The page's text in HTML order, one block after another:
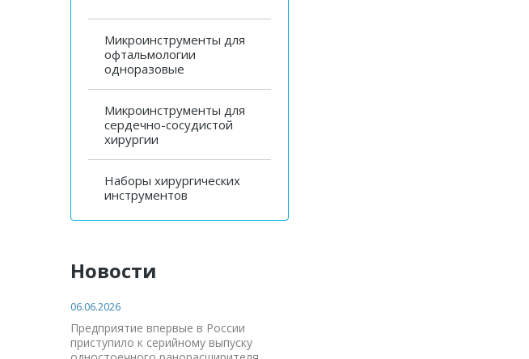
Микроинструменты для
офтальмологии
одноразовые
Микроинструменты для
сердечно-сосудистой
хирургии
Наборы хирургических
инструментов
Новости
06.06.2026
Предприятие впервые в России
приступило к серийному выпуску